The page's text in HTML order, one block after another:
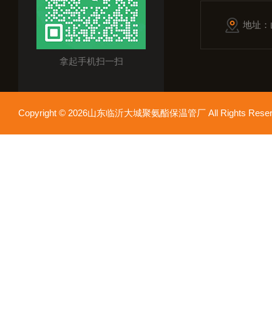
拿起手机扫一扫
地址
Copyright © 2026山东临沂大城聚氨酯保温管厂 All Rights